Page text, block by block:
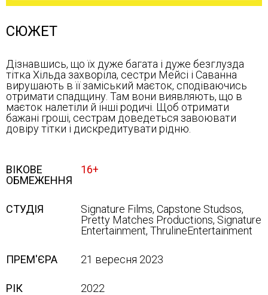
СЮЖЕТ
Дізнавшись, що їх дуже багата і дуже безглузда
тітка Хільда захворіла, сестри Мейсі і Саванна
вирушають в її заміський маєток, сподіваючись
отримати спадщину. Там вони виявляють, що в
маєток налетіли й інші родичі. Щоб отримати
бажані гроші, сестрам доведеться завоювати
довіру тітки і дискредитувати рідню.
ВІКОВЕ
ОБМЕЖЕННЯ
16+
СТУДІЯ
Signature Films, Capstone Studsos,
Pretty Matches Productions, Signature
Entertainment, ThrulineEntertainment
ПРЕМ'ЄРА 21 вересня 2023
РІК 2022